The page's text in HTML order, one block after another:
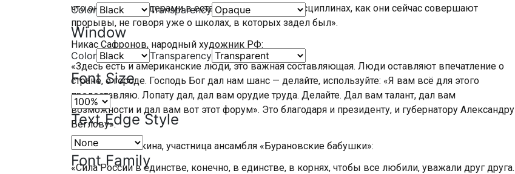
Color Transparency
Window
Color Transparency
Font Size
Text Edge Style
Font Family
что они станут лидерами в естественнонаучных дисциплинах, как они сейчас совершают
прорывы, не говоря уже о школах, в которых задел был».
Никас Сафронов, народный художник РФ:
«Здесь есть и американские люди, это важная составляющая. Люди оставляют впечатление о
стране, о городе. Господь Бог дал нам шанс — делайте, используйте: «Я вам всё для этого
предоставляю. Лопату дал, дал вам орудие труда. Делайте. Дал вам талант, дал вам
возможности и дал вам вот этот форум». Это благодаря и президенту, и губернатору Александру
Беглову».
Евгения Косынкина, участница ансамбля «Бурановские бабушки»:
«Сила России в единстве, конечно, в единстве, в корнях, чтобы все любили, уважали друг друга.